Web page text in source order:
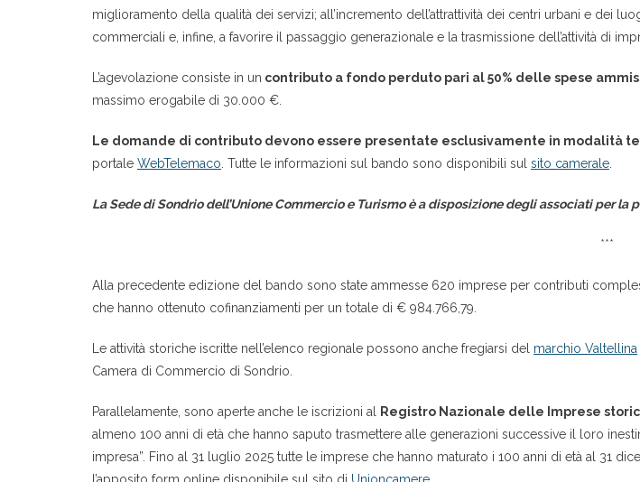
miglioramento della qualità dei servizi; all’incremento dell’attrattività dei centri urbani e dei
commerciali e, infine, a favorire il passaggio generazionale e la trasmissione dell’attività di
L’agevolazione consiste in un contributo a fondo perduto pari al 50% delle spese
massimo erogabile di 30.000 €.
Le domande di contributo devono essere presentate esclusivamente in modalità
portale WebTelemaco . Tutte le informazioni sul bando sono disponibili sul sito camerale
La Sede di Sondrio dell’Unione Commercio e Turismo è a disposizione degli associati per la
***
Alla precedente edizione del bando sono state ammesse 620 imprese per contributi
che hanno ottenuto cofinanziamenti per un totale di € 984.766,79.
Le attività storiche iscritte nell’elenco regionale possono anche fregiarsi del marchio Valtellina
Camera di Commercio di Sondrio.
Parallelamente, sono aperte anche le iscrizioni al Registro Nazionale delle Imprese
almeno 100 anni di età che hanno saputo trasmettere alle generazioni successive il loro
impresa”. Fino al 31 luglio 2025 tutte le imprese che hanno maturato i 100 anni di età al 31